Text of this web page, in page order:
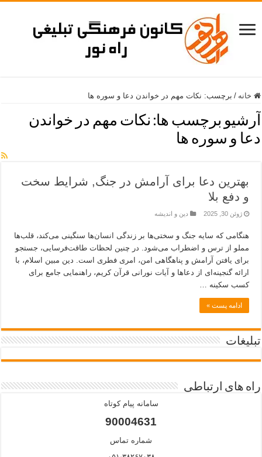
خانه / برچسب: نکات مهم در خواندن دعا و سوره ها
آرشیو برچسب ها: نکات مهم در خواندن
دعا و سوره ها
بهترین دعا برای آرامش در جنگ, شرایط سخت
و دفع بلا
ژوئن 30, 2025 دین و اندیشه
هنگامی که سایه جنگ و سختی‌ها بر زندگی انسان‌ها سنگینی می‌کند، قلب‌ها
مملو از ترس و اضطراب می‌شود. در چنین لحظات طاقت‌فرسایی، جستجو
برای یافتن آرامش و پناهگاهی امن، امری فطری است. دین مبین اسلام، با
ارائه گنجینه‌ای از دعاها و آیات نورانی قرآن کریم، راهنمایی جامع برای
کسب سکینه …
ادامه پست »
تبلیغات
راه های ارتباطی
سامانه پیام کوتاه
90004631
شماره تماس